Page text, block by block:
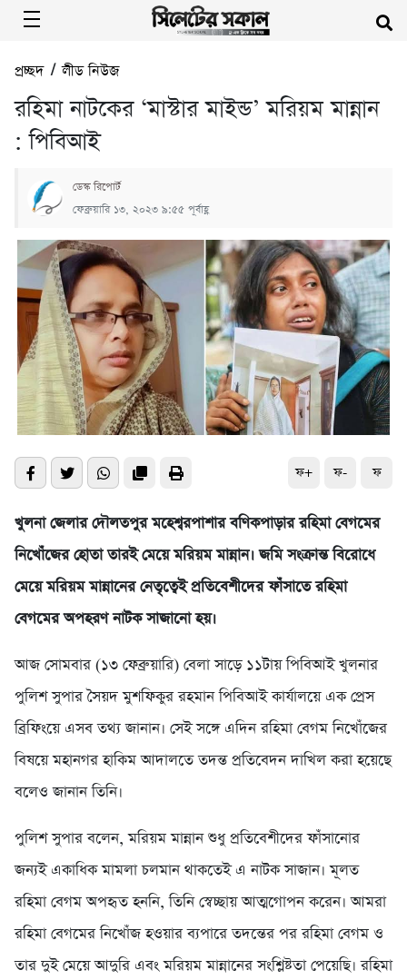
প্রচ্ছদ/লীড নিউজ
রহিমা নাটকের ‘মাস্টার মাইন্ড’ মরিয়ম মান্নান
: পিবিআই
ডেস্ক রিপোর্ট
ফেব্রুয়ারি ১৩, ২০২৩ ৯:৫৫ পূর্বাহ্ণ
ফ+ ফ- ফ
খুলনা জেলার দৌলতপুর মহেশ্বরপাশার বণিকপাড়ার রহিমা বেগমের
নিখোঁজের হোতা তারই মেয়ে মরিয়ম মান্নান। জমি সংক্রান্ত বিরোধে
মেয়ে মরিয়ম মান্নানের নেতৃত্বেই প্রতিবেশীদের ফাঁসাতে রহিমা
বেগমের অপহরণ নাটক সাজানো হয়।
আজ সোমবার (১৩ ফেব্রুয়ারি) বেলা সাড়ে ১১টায় পিবিআই খুলনার
পুলিশ সুপার সৈয়দ মুশফিকুর রহমান পিবিআই কার্যালয়ে এক প্রেস
ব্রিফিংয়ে এসব তথ্য জানান। সেই সঙ্গে এদিন রহিমা বেগম নিখোঁজের
বিষয়ে মহানগর হাকিম আদালতে তদন্ত প্রতিবেদন দাখিল করা হয়েছে
বলেও জানান তিনি।
পুলিশ সুপার বলেন, মরিয়ম মান্নান শুধু প্রতিবেশীদের ফাঁসানোর
জন্যই একাধিক মামলা চলমান থাকতেই এ নাটক সাজান। মূলত
রহিমা বেগম অপহৃত হননি, তিনি স্বেচ্ছায় আত্মগোপন করেন। আমরা
রহিমা বেগমের নিখোঁজ হওয়ার ব্যপারে তদন্তের পর রহিমা বেগম ও
তার দুই মেয়ে আদুরি এবং মরিয়ম মান্নানের সংশ্লিষ্টতা পেয়েছি। রহিমা